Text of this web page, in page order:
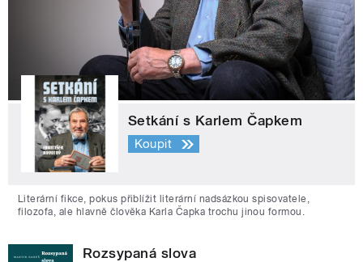
Setkání s Karlem Čapkem
Koupit
Literární fikce, pokus přiblížit literární nadsázkou spisovatele,
filozofa, ale hlavně člověka Karla Čapka trochu jinou formou.
Rozsypaná slova